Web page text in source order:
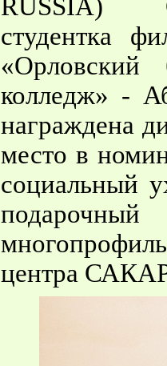
RUSSIA)
студентка
«Орловский
колледж» -
награждена
место в
социальный
центра